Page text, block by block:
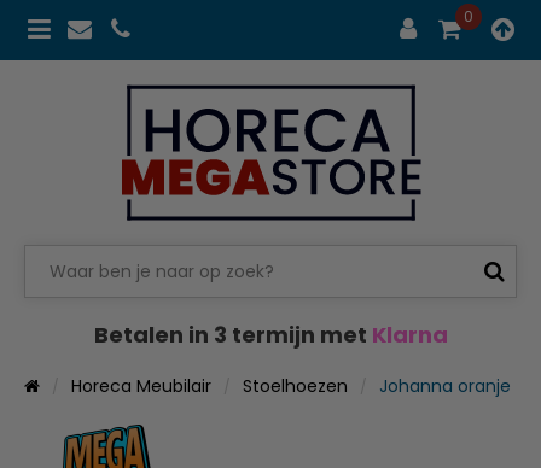
0
Betalen in 3 termijn met Klarna
Horeca Meubilair Stoelhoezen Johanna oranje